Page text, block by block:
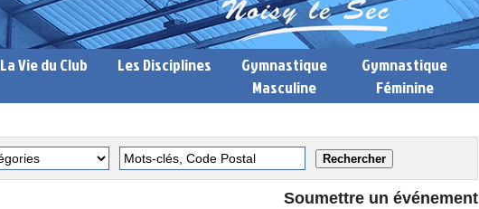
La Vie du Club Les Disciplines
Gymnastique
Masculine
Gymnastique
Féminine
Soumettre un événement